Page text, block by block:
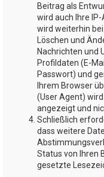
Beitrag als
wird auch Ihre
wird weiterhin
Löschen und
Nachrichten und
Profildaten (E-
Passwort) und
Ihrem Browser
(User Agent) wird
angezeigt und
Schließlich
dass weitere
Status von Ihren
gesetzte